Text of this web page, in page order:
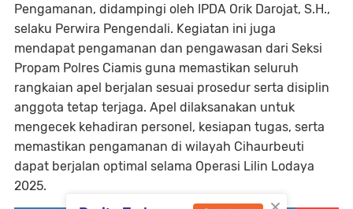
Pengamanan, didampingi oleh IPDA Orik Darojat, S.H.,
selaku Perwira Pengendali. Kegiatan ini juga
mendapat pengamanan dan pengawasan dari Seksi
Propam Polres Ciamis guna memastikan seluruh
rangkaian apel berjalan sesuai prosedur serta disiplin
anggota tetap terjaga. Apel dilaksanakan untuk
mengecek kehadiran personel, kesiapan tugas, serta
memastikan pengamanan di wilayah Cihaurbeuti
dapat berjalan optimal selama Operasi Lilin Lodaya
2025.